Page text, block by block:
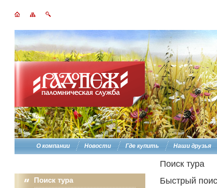
О компании Новости Где купить Наши друзья
Поиск тура
Поиск тура
Быстрый